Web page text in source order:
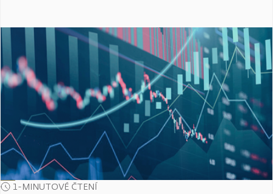
1-MINUTOVÉ ČTENÍ